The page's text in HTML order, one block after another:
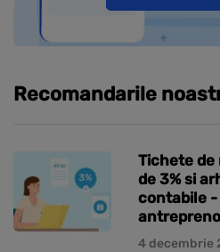
Recomandarile
Tichete de
de 3% si
contabile -
4 decembrie